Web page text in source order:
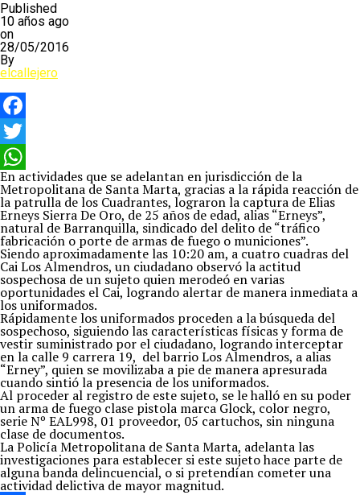
Published
10 años ago
on
28/05/2016
By
elcallejero
Facebook
Twitter
WhatsApp
En actividades que se adelantan en jurisdicción de la
Metropolitana de Santa Marta, gracias a la rápida reacción de
la patrulla de los Cuadrantes, lograron la captura de Elias
Erneys Sierra De Oro, de 25 años de edad, alias “Erneys”,
natural de Barranquilla, sindicado del delito de “tráfico
fabricación o porte de armas de fuego o municiones”.
Siendo aproximadamente las 10:20 am, a cuatro cuadras del
Cai Los Almendros, un ciudadano observó la actitud
sospechosa de un sujeto quien merodeó en varias
oportunidades el Cai, logrando alertar de manera inmediata a
los uniformados.
Rápidamente los uniformados proceden a la búsqueda del
sospechoso, siguiendo las características físicas y forma de
vestir suministrado por el ciudadano, logrando interceptar
en la calle 9 carrera 19, del barrio Los Almendros, a alias
“Erney”, quien se movilizaba a pie de manera apresurada
cuando sintió la presencia de los uniformados.
Al proceder al registro de este sujeto, se le halló en su poder
un arma de fuego clase pistola marca Glock, color negro,
serie Nº EAL998, 01 proveedor, 05 cartuchos, sin ninguna
clase de documentos.
La Policía Metropolitana de Santa Marta, adelanta las
investigaciones para establecer si este sujeto hace parte de
alguna banda delincuencial, o si pretendían cometer una
actividad delictiva de mayor magnitud.